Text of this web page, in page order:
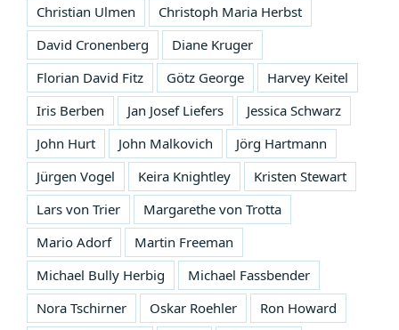
Christian Ulmen
Christoph Maria Herbst
David Cronenberg
Diane Kruger
Florian David Fitz
Götz George
Harvey Keitel
Iris Berben
Jan Josef Liefers
Jessica Schwarz
John Hurt
John Malkovich
Jörg Hartmann
Jürgen Vogel
Keira Knightley
Kristen Stewart
Lars von Trier
Margarethe von Trotta
Mario Adorf
Martin Freeman
Michael Bully Herbig
Michael Fassbender
Nora Tschirner
Oskar Roehler
Ron Howard